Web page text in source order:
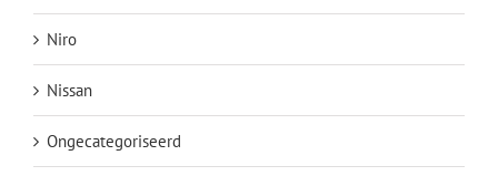
Niro
Nissan
Ongecategoriseerd